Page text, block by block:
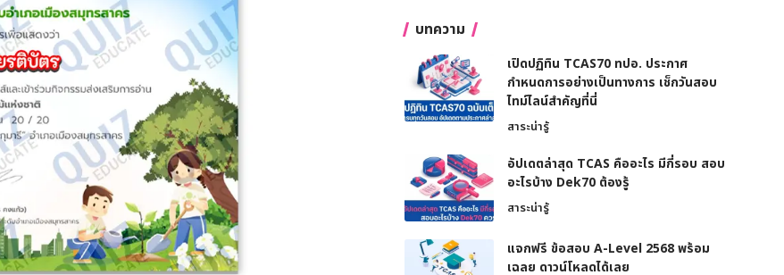
บทความ
เปิดปฏิทิน TCAS70 ทปอ. ประกาศ
กำหนดการอย่างเป็นทางการ เช็กวันสอบ
ไทม์ไลน์สำคัญที่นี่
สาระน่ารู้
อัปเดตล่าสุด TCAS คืออะไร มีกี่รอบ สอบ
อะไรบ้าง Dek70 ต้องรู้
สาระน่ารู้
แจกฟรี ข้อสอบ A-Level 2568 พร้อม
เฉลย ดาวน์โหลดได้เลย